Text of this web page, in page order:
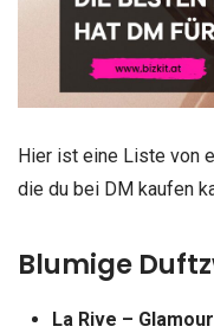
Hier ist eine Liste von
die du bei DM kaufen
Blumige
La Rive – Glamour